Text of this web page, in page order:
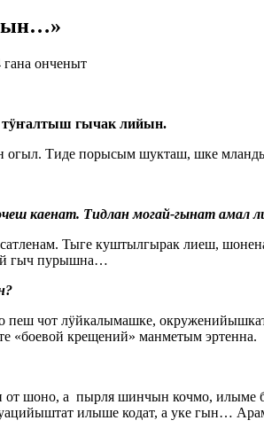
онченыт
гычак лийын.
Тиде порысым шукташ, шке
каенат. Тидлан могай-гынат амал
Тыге куштылгырак лиеш,
гыч пурышна…
чот лӱйкалымашке,
крещений» манметым эртенна.
шоно, а пырля шинчын кочмо,
илыше кодат, а уке гын…